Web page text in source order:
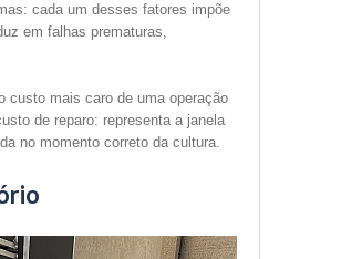
cada um desses fatores impõe
em falhas prematuras,
custo mais caro de uma operação
de reparo: representa a janela
no momento correto da cultura.